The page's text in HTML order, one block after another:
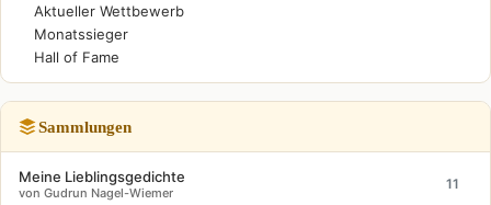
Aktueller Wettbewerb
Monatssieger
Hall of Fame
Sammlungen
Meine Lieblingsgedichte
von Gudrun Nagel-Wiemer
11